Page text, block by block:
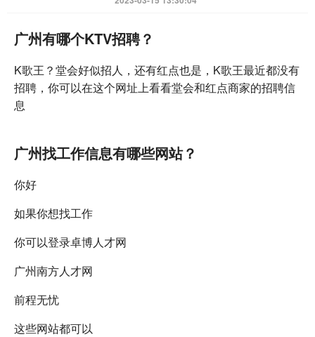
广州有哪个KTV招聘？
K歌王？堂会好似招人，还有红点也是，K歌王最近都没有
招聘，你可以在这个网址上看看堂会和红点商家的招聘信
息
广州找工作信息有哪些网站？
你好
如果你想找工作
你可以登录卓博人才网
广州南方人才网
前程无忧
这些网站都可以